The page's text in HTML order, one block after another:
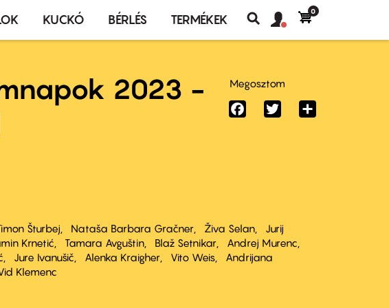
KUCKÓ BÉRLÉS TERMÉKEK
Keresés
fiók
Felhasználói
0
2023 -
Šturbej Nataša Barbara Gračner Živa Selan
Jurij
Krnetić Tamara Avguštin Blaž Setnikar
Andrej Murenc
Jure Ivanušič Alenka Kraigher Vito Weis
Andrijana
Klemenc
Megosztom
FacebookTwitter